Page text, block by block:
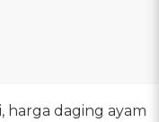
daging ayam